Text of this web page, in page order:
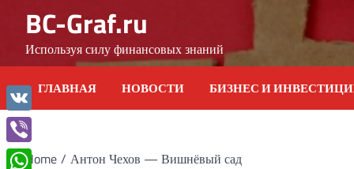
content
BC-Graf.ru
Используя силу финансовых знаний
ГЛАВНАЯ НОВОСТИ БИЗНЕС И
Home Антон Чехов — Вишнёвый сад
VK
Viber